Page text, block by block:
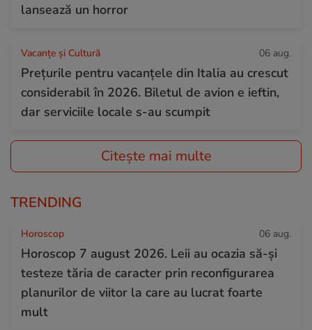
lansează un horror
Vacanțe și Cultură 06 aug.
Prețurile pentru vacanțele din Italia au crescut
considerabil în 2026. Biletul de avion e ieftin,
dar serviciile locale s-au scumpit
Citește mai multe
TRENDING
Horoscop 06 aug.
Horoscop 7 august 2026. Leii au ocazia să-și
testeze tăria de caracter prin reconfigurarea
planurilor de viitor la care au lucrat foarte
mult